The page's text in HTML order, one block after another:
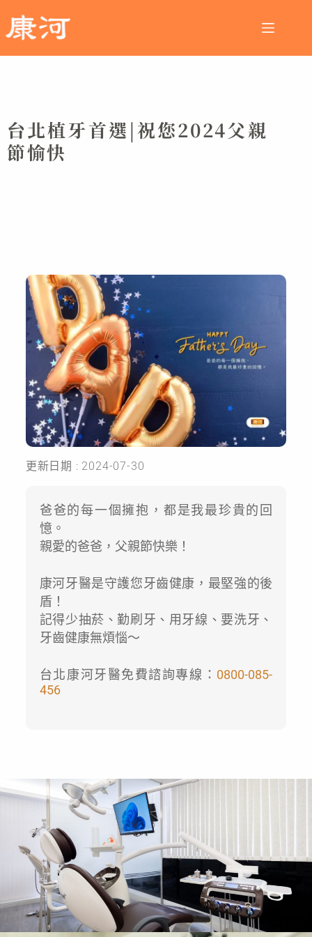
台北植牙首選|祝您2024父親
節愉快
更新日期 : 2024-07-30
爸爸的每一個擁抱，都是我最珍貴的回
憶。
親愛的爸爸，父親節快樂！
康河牙醫是守護您牙齒健康，最堅強的後
盾！
記得少抽菸、勤刷牙、用牙線、要洗牙、
牙齒健康無煩惱～
台北康河牙醫免費諮詢專線： 0800-085-
456